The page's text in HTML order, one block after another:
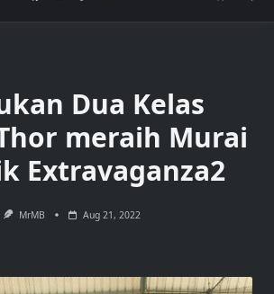
Dua Kelas
meraih Murai
Extravaganza2
MrMB Aug 21, 2022